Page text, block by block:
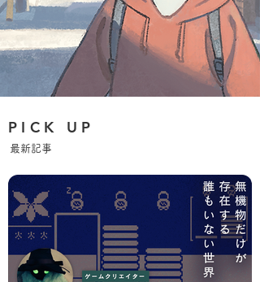
PICK UP
最新記事